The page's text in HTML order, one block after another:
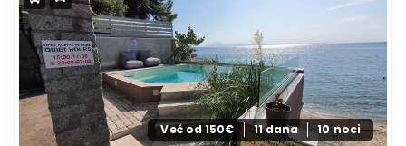
Već od 150€ 11 dana 10 noci